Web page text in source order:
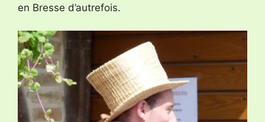
en Bresse d’autrefois.